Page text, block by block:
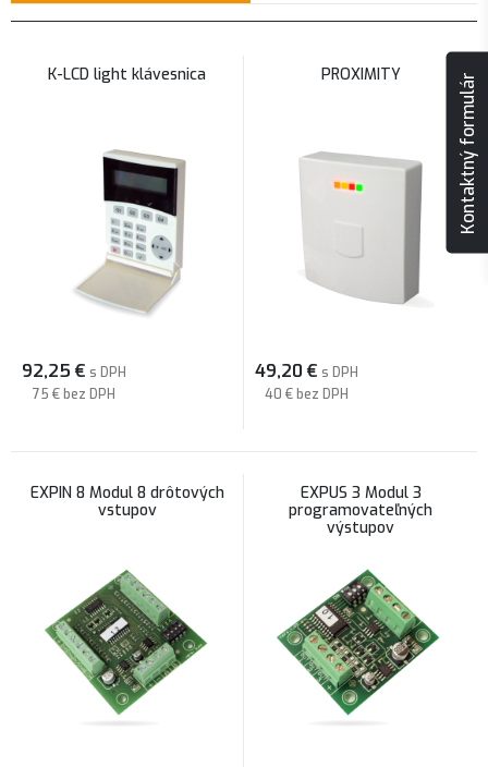
K-LCD light klávesnica
92,25 € s DPH
75 € bez DPH
PROXIMITY
49,20 € s DPH
40 € bez DPH
EXPIN 8 Modul 8 drôtových
vstupov
EXPUS 3 Modul 3
programovateľných
výstupov
Kontaktný formulár